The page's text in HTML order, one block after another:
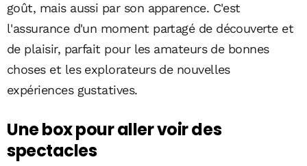
goût, mais aussi par son apparence. C'est
l'assurance d'un moment partagé de découverte et
de plaisir, parfait pour les amateurs de bonnes
choses et les explorateurs de nouvelles
expériences gustatives.
Une box pour aller voir des
spectacles